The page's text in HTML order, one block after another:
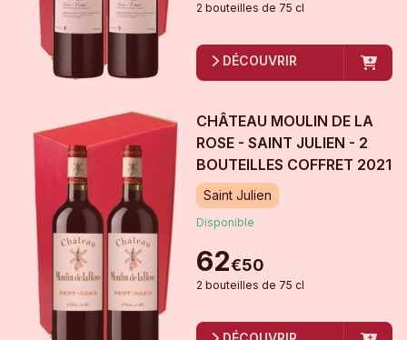
2 bouteilles de 75 cl
DÉCOUVRIR
CHÂTEAU MOULIN DE LA
ROSE - SAINT JULIEN - 2
BOUTEILLES COFFRET 2021
Saint Julien
Disponible
62€50
2 bouteilles de 75 cl